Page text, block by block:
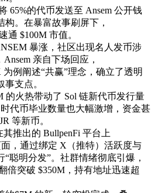
65%的代币发送至 Ansem 公开钱
。在暴富故事刷屏下，
通 $100M 市值。
暴涨，社区出现名人发币涉
亲自下场回应，
为例阐述“共赢”理念，确立了透明
支点。
的火热带动了 Sol 链新代币发行量
代币毕业数量也大幅激增，资金甚
等新币。
其推出的 BullpenFi 平台上
，通过绑定 X（推特）活跃度与
聪明分发”。社群情绪彻底引爆，
倍突破 $350M，持有地址迅速超